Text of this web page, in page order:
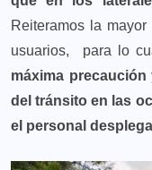
Reiteramos la
usuarios, para lo
máxima
del tránsito en las
el personal